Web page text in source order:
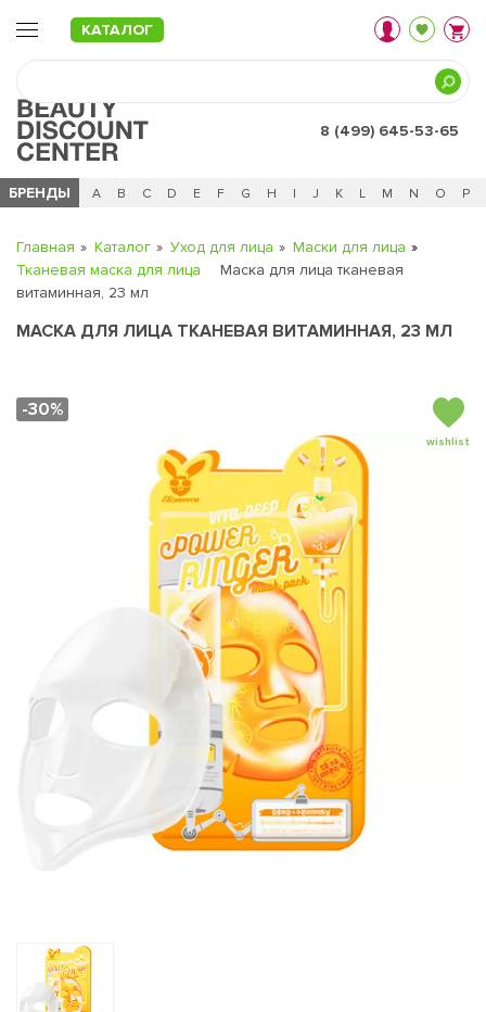
КАТАЛОГ
8 (499) 645-53-65
БРЕНДЫ
Ч 0 - 9 A B C D E F G H I J K L M N O P
Главная Каталог Уход для лица
Маски для лица
Тканевая маска для лица
Маска для лица тканевая
витаминная, 23 мл
МАСКА ДЛЯ ЛИЦА ТКАНЕВАЯ ВИТАМИННАЯ, 23 МЛ
-30%
wishlist